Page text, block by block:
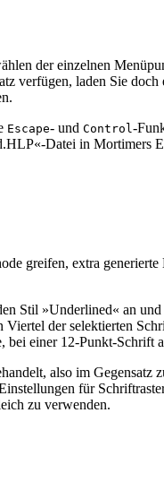
der einzelnen
verfügen, laden Sie
Escape- und Control-
Datei in Mortimers
greifen, extra
Stil »Underlined« an
der selektierten
bei einer 12-Punkt-Schrift
also im
für
zu verwenden.